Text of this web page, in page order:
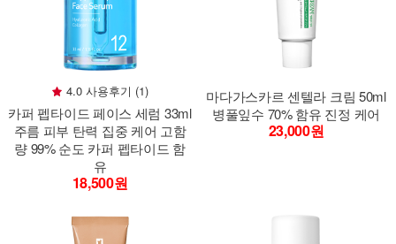
4.0 사용후기 (1)
카퍼 펩타이드 페이스 세럼 33ml
주름 피부 탄력 집중 케어 고함
량 99% 순도 카퍼 펩타이드 함
유
18,500원
마다가스카르 센텔라 크림 50ml
병풀잎수 70% 함유 진정 케어
23,000원